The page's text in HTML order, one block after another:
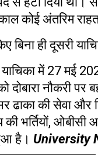
कोई अंतरिम राहत
बिना ही दूसरी
में 27मई
नौकरी पर
ढाका की सेवा और
की भर्तियों, ओबीसी
है। University